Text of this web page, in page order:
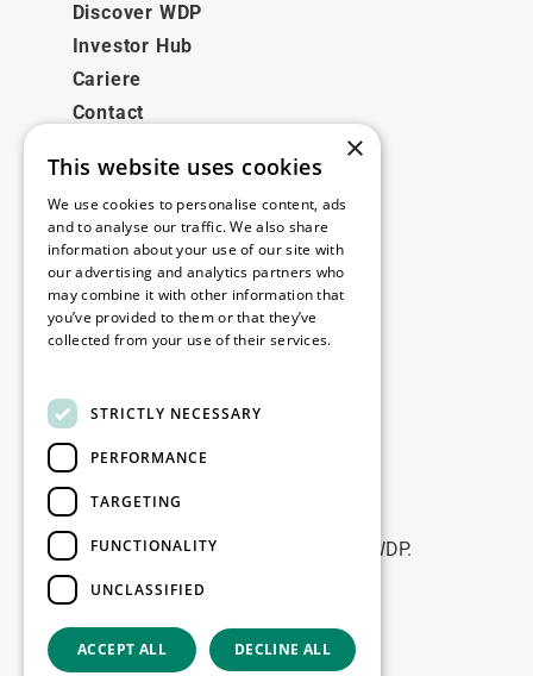
Discover WDP
Investor Hub
Cariere
Contact
Legale
Disclaimer
Privacy policy
Cookie policy
Contact
Fii la curent
Rămâneți la curent: abonați-vă la
newsletterele noastre de Marketing WDP.
×
This website uses cookies
We use cookies to personalise content, ads
and to analyse our traffic. We also share
information about your use of our site with
our advertising and analytics partners who
may combine it with other information that
you’ve provided to them or that they’ve
collected from your use of their services.
STRICTLY NECESSARY
PERFORMANCE
TARGETING
FUNCTIONALITY
UNCLASSIFIED
ACCEPT ALL DECLINE ALL